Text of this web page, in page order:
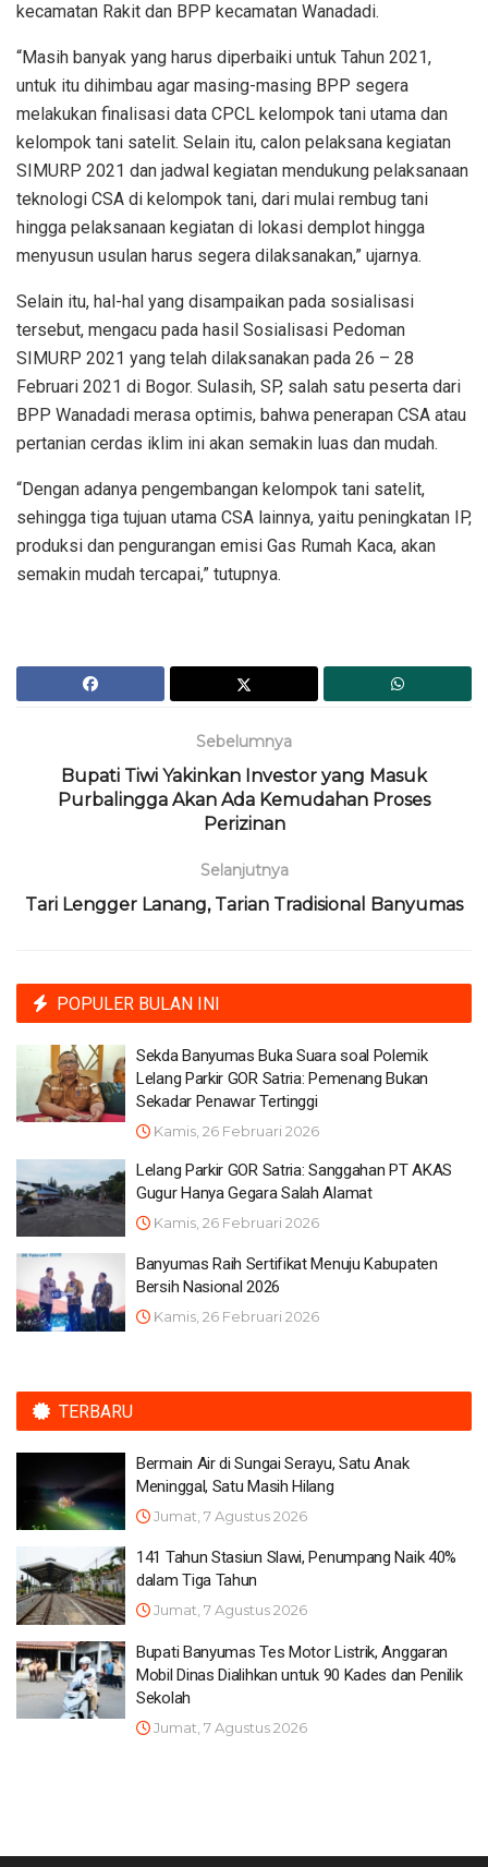
kecamatan Rakit dan BPP kecamatan Wanadadi.
“Masih banyak yang harus diperbaiki untuk Tahun 2021,
untuk itu dihimbau agar masing-masing BPP segera
melakukan finalisasi data CPCL kelompok tani utama dan
kelompok tani satelit. Selain itu, calon pelaksana kegiatan
SIMURP 2021 dan jadwal kegiatan mendukung pelaksanaan
teknologi CSA di kelompok tani, dari mulai rembug tani
hingga pelaksanaan kegiatan di lokasi demplot hingga
menyusun usulan harus segera dilaksanakan,” ujarnya.
Selain itu, hal-hal yang disampaikan pada sosialisasi
tersebut, mengacu pada hasil Sosialisasi Pedoman
SIMURP 2021 yang telah dilaksanakan pada 26 – 28
Februari 2021 di Bogor. Sulasih, SP, salah satu peserta dari
BPP Wanadadi merasa optimis, bahwa penerapan CSA atau
pertanian cerdas iklim ini akan semakin luas dan mudah.
“Dengan adanya pengembangan kelompok tani satelit,
sehingga tiga tujuan utama CSA lainnya, yaitu peningkatan IP,
produksi dan pengurangan emisi Gas Rumah Kaca, akan
semakin mudah tercapai,” tutupnya.
Sebelumnya
Bupati Tiwi Yakinkan Investor yang Masuk
Purbalingga Akan Ada Kemudahan Proses
Perizinan
Selanjutnya
Tari Lengger Lanang, Tarian Tradisional Banyumas
POPULER BULAN INI
Sekda Banyumas Buka Suara soal Polemik
Lelang Parkir GOR Satria: Pemenang Bukan
Sekadar Penawar Tertinggi
Kamis, 26 Februari 2026
Lelang Parkir GOR Satria: Sanggahan PT AKAS
Gugur Hanya Gegara Salah Alamat
Kamis, 26 Februari 2026
Banyumas Raih Sertifikat Menuju Kabupaten
Bersih Nasional 2026
Kamis, 26 Februari 2026
TERBARU
Bermain Air di Sungai Serayu, Satu Anak
Meninggal, Satu Masih Hilang
Jumat, 7 Agustus 2026
141 Tahun Stasiun Slawi, Penumpang Naik 40%
dalam Tiga Tahun
Jumat, 7 Agustus 2026
Bupati Banyumas Tes Motor Listrik, Anggaran
Mobil Dinas Dialihkan untuk 90 Kades dan Penilik
Sekolah
Jumat, 7 Agustus 2026